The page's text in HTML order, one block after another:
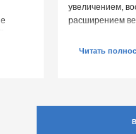
увеличением,
расширением
обострении […]
Читать